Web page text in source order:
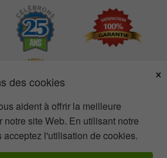
des cookies
×
aident à offrir la meilleure
notre site Web. En utilisant notre
acceptez l'utilisation de cookies.
2026 BIOVEA. Tous droits réservés.